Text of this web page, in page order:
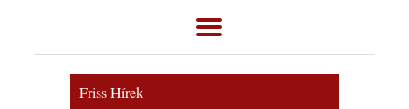
Friss Hírek